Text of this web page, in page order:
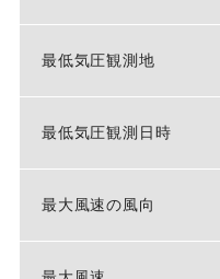
最低気圧観測地
最低気圧観測日時
最大風速の風向